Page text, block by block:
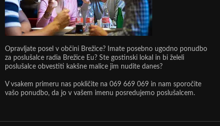
Opravljate posel v občini Brežice? Imate posebno ugodno ponudbo
za poslušalce radia Brežice Eu? Ste gostinski lokal in bi želeli
poslušalce obvestiti kakšne malice jim nudite danes?
V vsakem primeru nas pokličite na 069 669 069 in nam sporočite
vašo ponudbo, da jo v vašem imenu posredujemo poslušalcem.